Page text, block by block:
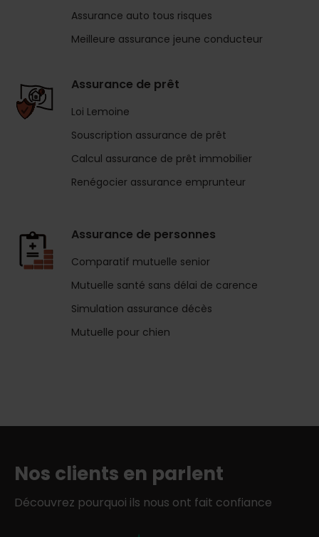
Assurance auto tous risques
Meilleure assurance jeune conducteur
Assurance de prêt
Loi Lemoine
Souscription assurance de prêt
Calcul assurance de prêt immobilier
Renégocier assurance emprunteur
Assurance de personnes
Comparatif mutuelle senior
Mutuelle santé sans délai de carence
Simulation assurance décès
Mutuelle pour chien
Nos clients en parlent
Découvrez pourquoi ils nous ont fait confiance